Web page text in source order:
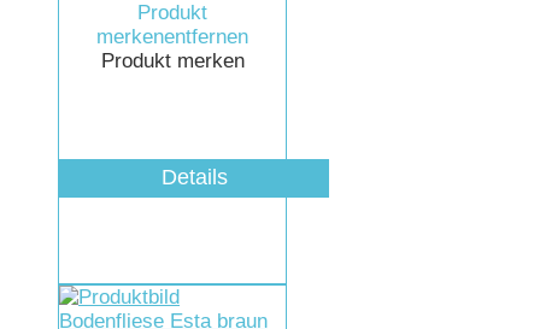
Produkt
merkenentfernen
Produkt merken
Details